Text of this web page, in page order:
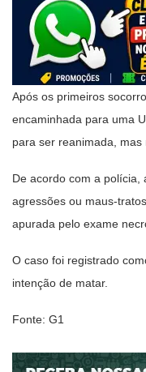
Após os primeiros
encaminhada para uma
para ser reanimada, mas
De acordo com a polícia,
agressões ou maus-
apurada pelo exame
O caso foi registrado
intenção de matar.
Fonte: G1